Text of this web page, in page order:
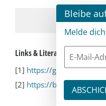
Links & Literatur
[1] https://goo.gle/fugu-
[2] https://bit.ly/new-fugu-
Bleibe
Melde